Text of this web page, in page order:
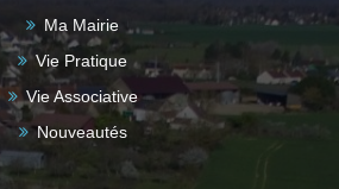
Ma Mairie
Vie Pratique
Vie Associative
Nouveautés